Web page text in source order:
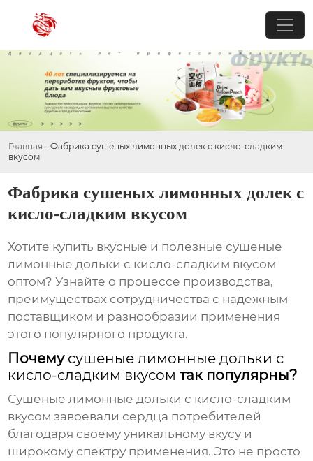
Главная - Фабрика сушеных лимонных долек с кисло-сладким
вкусом
Фабрика сушеных лимонных долек с
кисло-сладким вкусом
Хотите купить вкусные и полезные сушеные
лимонные дольки с кисло-сладким вкусом
оптом? Узнайте о процессе производства,
преимуществах сотрудничества с надежным
поставщиком и разнообразии применения
этого популярного продукта.
Почему сушеные лимонные дольки с
кисло-сладким вкусом так популярны?
Сушеные лимонные дольки с кисло-сладким
вкусом завоевали сердца потребителей
благодаря своему уникальному вкусу и
широкому спектру применения. Это не просто